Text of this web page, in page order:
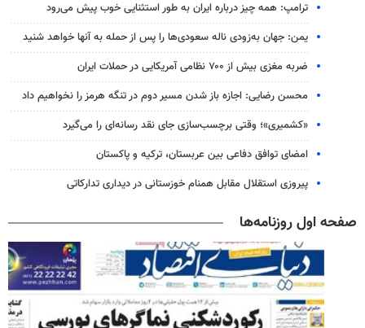
ترامپ: همه چیز درباره ایران به طور استثنایی خوب پیش می‌رود
یمن: جهان به‌زودی ناله سعودی‌ها را پس از حمله به آنها خواهد شنید
ضربه مغزی بیش از ۷۰۰ نظامی آمریکایی در حملات ایران
محسن رضایی: اجازه باز شدن مسیر دوم در تنگه هرمز را نخواهیم داد
«کشمیری»؛ وقتی برچسب‌سازی جای نقد رسانه‌ای را می‌گیرد
امضای توافق دفاعی بین عربستان، ترکیه و پاکستان
پیروزی استقلال مقابل همنام خوزستانی در دیداری تدارکاتی
صفحه اول روزنامه‌ها